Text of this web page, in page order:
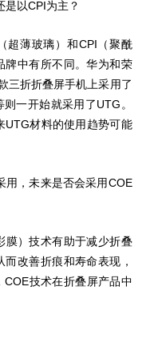
是以CPI为主？
超薄玻璃）和CPI（聚酰
牌中有所不同。华为和荣
三折折叠屏手机上采用了
一开始就采用了UTG。
UTG材料的使用趋势可能
用，未来是否会采用COE
膜）技术有助于减少折叠
改善折痕和寿命表现，
技术在折叠屏产品中